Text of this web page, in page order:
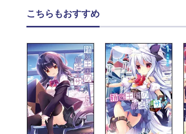
こちらもおすすめ